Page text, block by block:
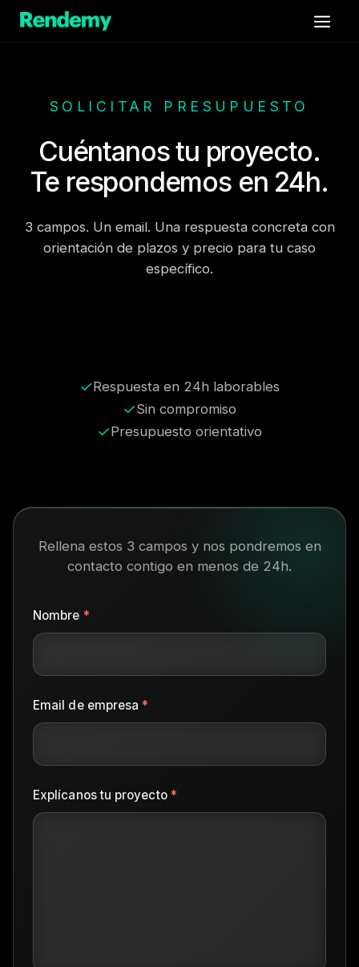
Saltar
SOLICITAR PRESUPUESTO
Cuéntanos tu proyecto.
Te respondemos en 24h.
3 campos. Un email. Una respuesta concreta con
orientación de plazos y precio para tu caso
específico.
✓Respuesta en 24h laborables
✓Sin compromiso
✓Presupuesto orientativo
Rellena estos 3 campos y nos pondremos en
contacto contigo en menos de 24h.
Nombre *
Email de empresa*
Explícanos tu proyecto *